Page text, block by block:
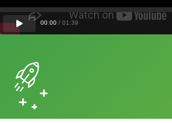
00:00 / 01 :39